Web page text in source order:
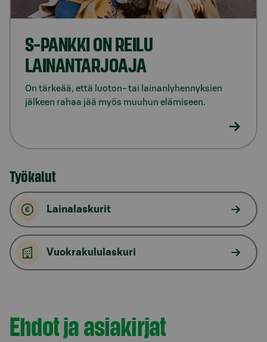
S-PANKKI ON REILU
LAINANTARJOAJA
On tärkeää, että luoton- tai lainanlyhennyksien
jälkeen rahaa jää myös muuhun elämiseen.
Työkalut
Lainalaskurit
Vuokrakululaskuri
Model.AnchorLinkTargetDescription Ehdot ja
Ehdot ja asiakirjat